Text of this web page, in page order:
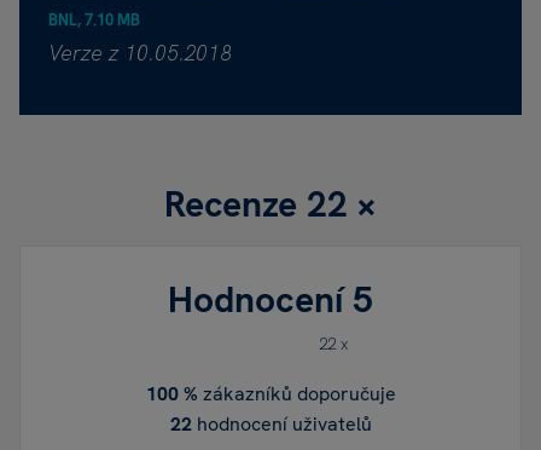
BNL, 7.10 MB
Verze z 10.05.2018
Recenze 22 ×
Hodnocení5
22 x
100 % zákazníků doporučuje
22hodnocení uživatelů